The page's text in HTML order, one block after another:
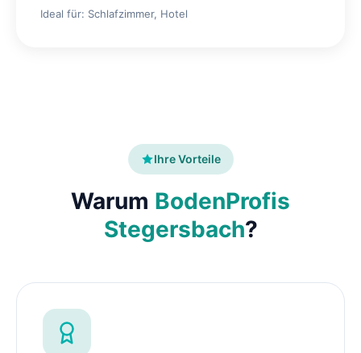
Ideal für: Schlafzimmer, Hotel
Ihre Vorteile
Warum BodenProfis
Stegersbach?